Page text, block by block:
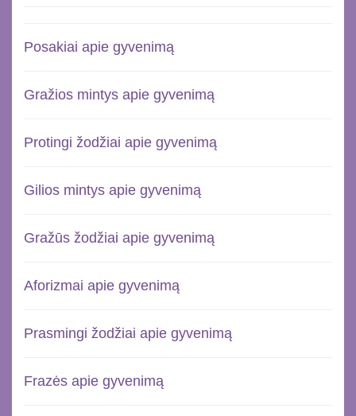
Posakiai apie gyvenimą
Gražios mintys apie gyvenimą
Protingi žodžiai apie gyvenimą
Gilios mintys apie gyvenimą
Gražūs žodžiai apie gyvenimą
Aforizmai apie gyvenimą
Prasmingi žodžiai apie gyvenimą
Frazės apie gyvenimą